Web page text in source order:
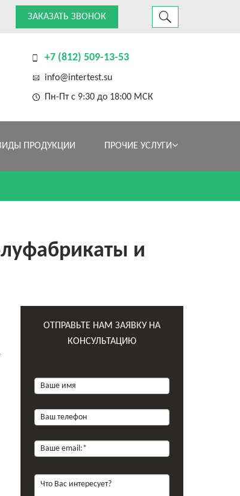
ЗАКАЗАТЬ ЗВОНОК
+7 (812) 509-13-53
info@intertest.su
Пн-Пт с 9:30 до 18:00 МСК
ПРОДУКЦИИ ПРОЧИЕ УСЛУГИ
и
ОТПРАВЬТЕ НАМ ЗАЯВКУ НА
КОНСУЛЬТАЦИЮ